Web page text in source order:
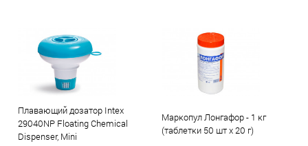
Плавающий дозатор Intex
29040NP Floating Chemical
Dispenser, Mini
Маркопул Лонгафор - 1 кг
(таблетки 50 шт х 20 г)